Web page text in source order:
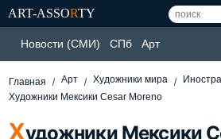
ART-ASSORTY
Новости (СМИ) СПб Арт
Главная Арт Художники мира
Художники Мексики Cesar Moreno
Художники Мексики